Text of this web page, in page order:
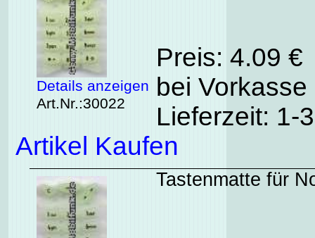
Details anzeigen
Art.Nr.:30022
Preis: 4.09
bei
Lieferzeit: 1-
Artikel Kaufen
Tastenmatte für